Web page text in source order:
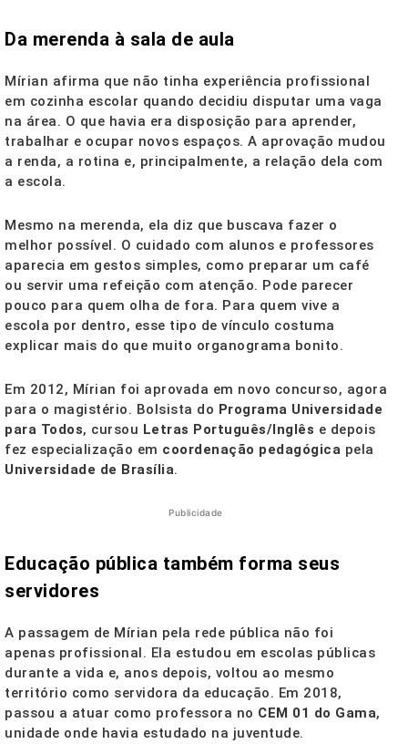
Da merenda à sala de aula
Mírian afirma que não tinha experiência profissional
em cozinha escolar quando decidiu disputar uma vaga
na área. O que havia era disposição para aprender,
trabalhar e ocupar novos espaços. A aprovação mudou
a renda, a rotina e, principalmente, a relação dela com
a escola.
Mesmo na merenda, ela diz que buscava fazer o
melhor possível. O cuidado com alunos e professores
aparecia em gestos simples, como preparar um café
ou servir uma refeição com atenção. Pode parecer
pouco para quem olha de fora. Para quem vive a
escola por dentro, esse tipo de vínculo costuma
explicar mais do que muito organograma bonito.
Em 2012, Mírian foi aprovada em novo concurso, agora
para o magistério. Bolsista do Programa Universidade
para Todos, cursou Letras Português/Inglês e depois
fez especialização em coordenação pedagógica pela
Universidade de Brasília.
Publicidade
Educação pública também forma seus
servidores
A passagem de Mírian pela rede pública não foi
apenas profissional. Ela estudou em escolas públicas
durante a vida e, anos depois, voltou ao mesmo
território como servidora da educação. Em 2018,
passou a atuar como professora no CEM 01 do Gama,
unidade onde havia estudado na juventude.